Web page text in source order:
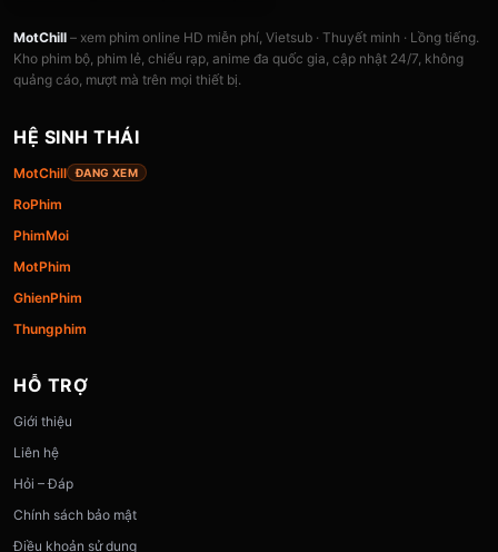
MotChill – xem phim online HD miễn phí, Vietsub · Thuyết minh · Lồng tiếng.
Kho phim bộ, phim lẻ, chiếu rạp, anime đa quốc gia, cập nhật 24/7, không
quảng cáo, mượt mà trên mọi thiết bị.
HỆ SINH THÁI
MotChill ĐANG XEM
RoPhim
PhimMoi
MotPhim
GhienPhim
Thungphim
HỖ TRỢ
Giới thiệu
Liên hệ
Hỏi – Đáp
Chính sách bảo mật
Điều khoản sử dụng